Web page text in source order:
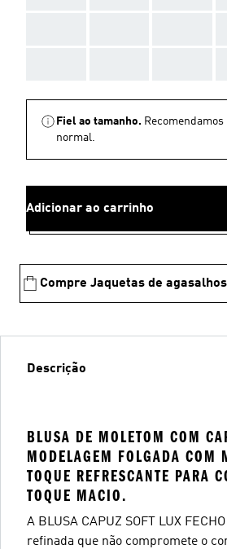
Fiel ao tamanho.
normal.
Adicionar ao carrinho
Compre Jaquetas de agasalhos
Descrição
BLUSA DE MOLETOM COM
MODELAGEM FOLGADA COM
TOQUE REFRESCANTE PARA
TOQUE MACIO.
A BLUSA CAPUZ SOFT LUX
refinada que não compromete o